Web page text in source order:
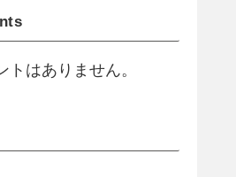
はありません。